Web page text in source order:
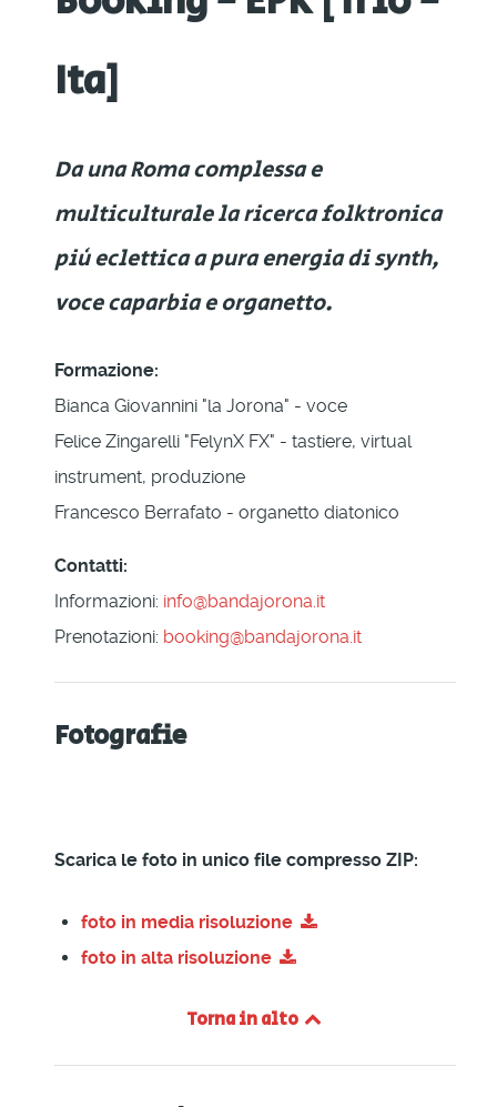
Ita]
Da una Roma complessa e
multiculturale la ricerca folktronica
più eclettica a pura energia di synth,
voce caparbia e organetto.
Formazione:
Bianca Giovannini "la Jorona" - voce
Felice Zingarelli "FelynX FX" - tastiere, virtual
instrument, produzione
Francesco Berrafato - organetto diatonico
Contatti:
Informazioni: info@bandajorona.it
Prenotazioni: booking@bandajorona.it
Fotografie
Scarica le foto in unico file compresso ZIP:
foto in media risoluzione
foto in alta risoluzione
Torna in alto